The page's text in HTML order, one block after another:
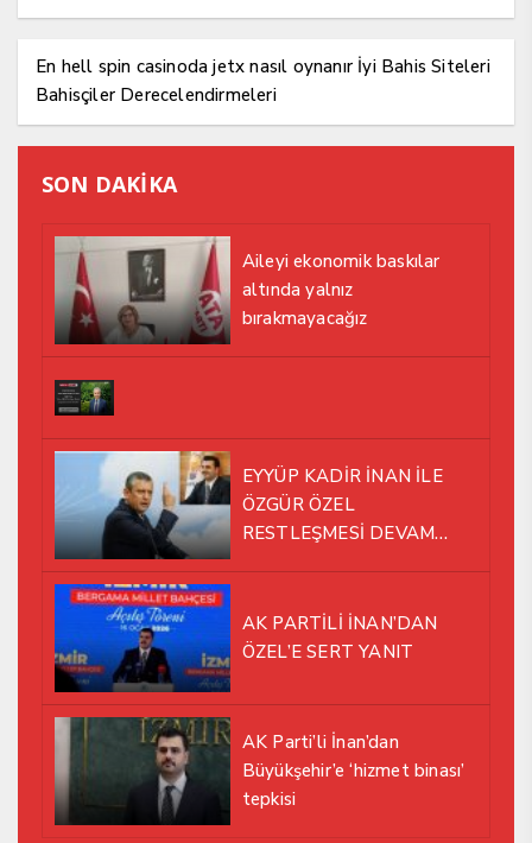
En hell spin casinoda jetx nasıl oynanır İyi Bahis Siteleri
Bahisçiler Derecelendirmeleri
SON DAKİKA
Aileyi ekonomik baskılar
altında yalnız
bırakmayacağız
EYYÜP KADİR İNAN İLE
ÖZGÜR ÖZEL
RESTLEŞMESİ DEVAM
AK PARTİLİ İNAN’DAN
ÖZEL’E SERT YANIT
AK Parti’li İnan’dan
Büyükşehir’e ‘hizmet binası’
tepkisi